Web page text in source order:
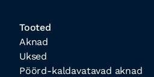
Tooted
Aknad
Uksed
Pöörd-kaldavatavad aknad